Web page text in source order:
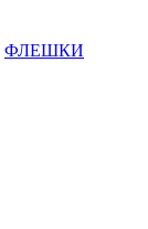
ФЛЕШКИ